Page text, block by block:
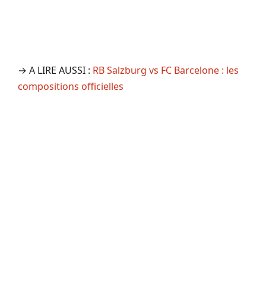
→ A LIRE AUSSI : RB Salzburg vs FC Barcelone : les
compositions officielles